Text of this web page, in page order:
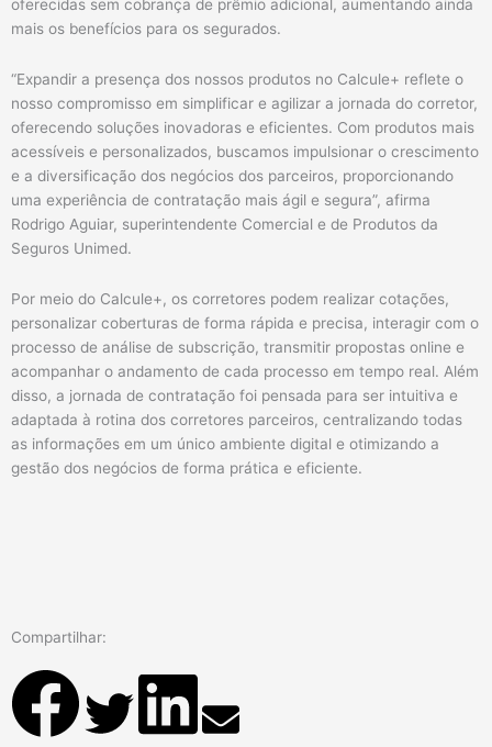
oferecidas sem cobrança de prêmio adicional, aumentando ainda
mais os benefícios para os segurados.
“Expandir a presença dos nossos produtos no Calcule+ reflete o
nosso compromisso em simplificar e agilizar a jornada do corretor,
oferecendo soluções inovadoras e eficientes. Com produtos mais
acessíveis e personalizados, buscamos impulsionar o crescimento
e a diversificação dos negócios dos parceiros, proporcionando
uma experiência de contratação mais ágil e segura”, afirma
Rodrigo Aguiar, superintendente Comercial e de Produtos da
Seguros Unimed.
Por meio do Calcule+, os corretores podem realizar cotações,
personalizar coberturas de forma rápida e precisa, interagir com o
processo de análise de subscrição, transmitir propostas online e
acompanhar o andamento de cada processo em tempo real. Além
disso, a jornada de contratação foi pensada para ser intuitiva e
adaptada à rotina dos corretores parceiros, centralizando todas
as informações em um único ambiente digital e otimizando a
gestão dos negócios de forma prática e eficiente.
Compartilhar: